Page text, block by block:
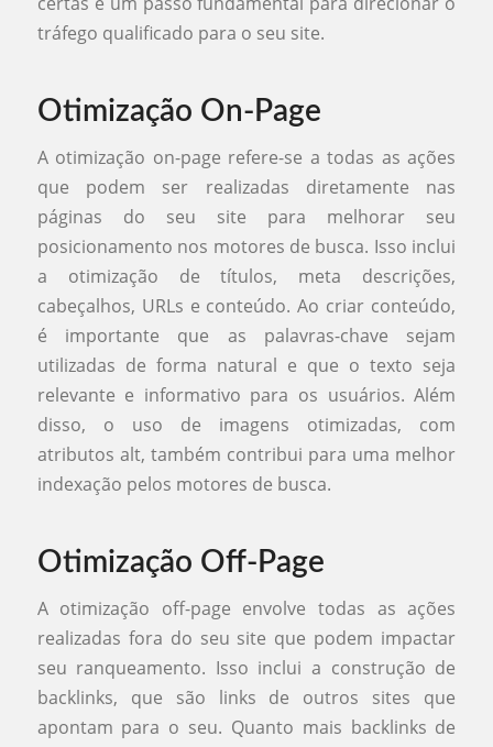
tráfego qualificado para o seu site.
Otimização On-Page
A otimização on-page refere-se a todas as ações
que podem ser realizadas diretamente nas
páginas do seu site para melhorar seu
posicionamento nos motores de busca. Isso inclui
a otimização de títulos, meta descrições,
cabeçalhos, URLs e conteúdo. Ao criar conteúdo,
é importante que as palavras-chave sejam
utilizadas de forma natural e que o texto seja
relevante e informativo para os usuários. Além
disso, o uso de imagens otimizadas, com
atributos alt, também contribui para uma melhor
indexação pelos motores de busca.
Otimização Off-Page
A otimização off-page envolve todas as ações
realizadas fora do seu site que podem impactar
seu ranqueamento. Isso inclui a construção de
backlinks, que são links de outros sites que
apontam para o seu. Quanto mais backlinks de